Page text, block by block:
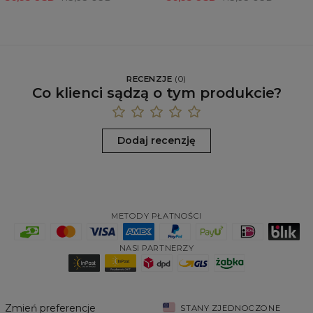
RECENZJE (0)
Co klienci sądzą o tym produkcie?
Dodaj recenzję
METODY PŁATNOŚCI
NASI PARTNERZY
Zmień preferencje STANY ZJEDNOCZONE